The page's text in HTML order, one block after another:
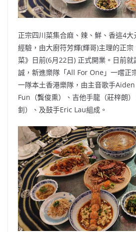
正宗四川菜集合麻、辣、鮮、香這4
經驗，由大廚符芳輝(輝哥)主理的正
菜》日前(6月22日) 正式開業。日前
誠，新進樂隊「All For One」一嚐正
一隊本土香港樂隊，由主音歌手
Fun（龔俊熏）、吉他手龍（莊梓朗
釗）、及鼓手Eric Lau組成。